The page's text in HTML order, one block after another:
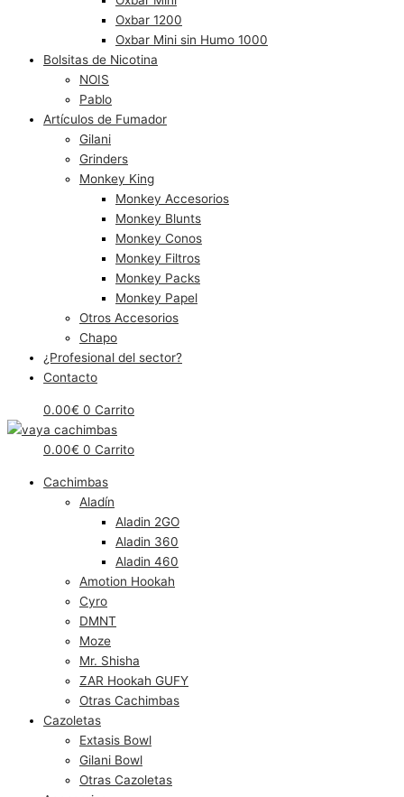
Oxbar 1200
Oxbar Mini sin Humo 1000
Bolsitas de Nicotina
NOIS
Pablo
Artículos de Fumador
Gilani
Grinders
Monkey King
Monkey Accesorios
Monkey Blunts
Monkey Conos
Monkey Filtros
Monkey Packs
Monkey Papel
Otros Accesorios
Chapo
¿Profesional del sector?
Contacto
0.00€ 0 Carrito
0.00€ 0 Carrito
Cachimbas
Aladín
Aladin 2GO
Aladin 360
Aladin 460
Amotion Hookah
Cyro
DMNT
Moze
Mr. Shisha
ZAR Hookah GUFY
Otras Cachimbas
Cazoletas
Extasis Bowl
Gilani Bowl
Otras Cazoletas